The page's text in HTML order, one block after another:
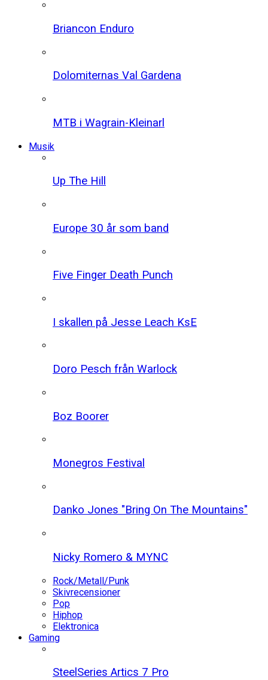
Briancon Enduro
Dolomiternas Val Gardena
MTB i Wagrain-Kleinarl
Musik
Up The Hill
Europe 30 år som band
Five Finger Death Punch
I skallen på Jesse Leach KsE
Doro Pesch från Warlock
Boz Boorer
Monegros Festival
Danko Jones "Bring On The Mountains"
Nicky Romero & MYNC
Rock/Metall/Punk
Skivrecensioner
Pop
Hiphop
Elektronica
Gaming
SteelSeries Artics 7 Pro